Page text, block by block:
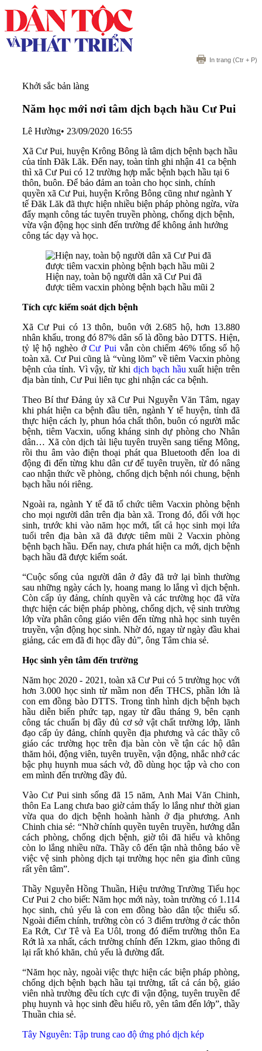
In trang (Ctr + P)
Khởi sắc bản làng
Năm học mới nơi tâm dịch bạch hầu Cư Pui
Lê Hường• 23/09/2020 16:55
Xã Cư Pui, huyện Krông Bông là tâm dịch bệnh bạch hầu
của tỉnh Đăk Lăk. Đến nay, toàn tỉnh ghi nhận 41 ca bệnh
thì xã Cư Pui có 12 trường hợp mắc bệnh bạch hầu tại 6
thôn, buôn. Để bảo đảm an toàn cho học sinh, chính
quyền xã Cư Pui, huyện Krông Bông cũng như ngành Y
tế Đăk Lăk đã thực hiện nhiều biện pháp phòng ngừa, vừa
đẩy mạnh công tác tuyên truyền phòng, chống dịch bệnh,
vừa vận động học sinh đến trường để không ảnh hưởng
công tác dạy và học.
Hiện nay, toàn bộ người dân xã Cư Pui đã
được tiêm vacxin phòng bệnh bạch hầu mũi 2
Tích cực kiểm soát dịch bệnh
Xã Cư Pui có 13 thôn, buôn với 2.685 hộ, hơn 13.880
nhân khẩu, trong đó 87% dân số là đồng bào DTTS. Hiện,
tỷ lệ hộ nghèo ởCư Pui vẫn còn chiếm 46% tổng số hộ
toàn xã. Cư Pui cũng là “vùng lõm” về tiêm Vacxin phòng
bệnh của tỉnh. Vì vậy, từ khi dịch bạch hầuxuất hiện trên
địa bàn tỉnh, Cư Pui liên tục ghi nhận các ca bệnh.
Theo Bí thư Đảng ủy xã Cư Pui Nguyễn Văn Tâm, ngay
khi phát hiện ca bệnh đầu tiên, ngành Y tế huyện, tỉnh đã
thực hiện cách ly, phun hóa chất thôn, buôn có người mắc
bệnh, tiêm Vacxin, uống kháng sinh dự phòng cho Nhân
dân… Xã còn dịch tài liệu tuyên truyền sang tiếng Mông,
rồi thu âm vào điện thoại phát qua Bluetooth đến loa di
động đi đến từng khu dân cư để tuyên truyền, từ đó nâng
cao nhận thức về phòng, chống dịch bệnh nói chung, bệnh
bạch hầu nói riêng.
Ngoài ra, ngành Y tế đã tổ chức tiêm Vacxin phòng bệnh
cho mọi người dân trên địa bàn xã. Trong đó, đối với học
sinh, trước khi vào năm học mới, tất cả học sinh mọi lứa
tuổi trên địa bàn xã đã được tiêm mũi 2 Vacxin phòng
bệnh bạch hầu. Đến nay, chưa phát hiện ca mới, dịch bệnh
bạch hầu đã được kiểm soát.
“Cuộc sống của người dân ở đây đã trở lại bình thường
sau những ngày cách ly, hoang mang lo lắng vì dịch bệnh.
Còn cấp ủy đảng, chính quyền và các trường học đã vừa
thực hiện các biện pháp phòng, chống dịch, vệ sinh trường
lớp vừa phân công giáo viên đến từng nhà học sinh tuyên
truyền, vận động học sinh. Nhờ đó, ngay từ ngày đầu khai
giảng, các em đã đi học đầy đủ”, ông Tâm chia sẻ.
Học sinh yên tâm đến trường
Năm học 2020 - 2021, toàn xã Cư Pui có 5 trường học với
hơn 3.000 học sinh từ mầm non đến THCS, phần lớn là
con em đồng bào DTTS. Trong tình hình dịch bệnh bạch
hầu diễn biến phức tạp, ngay từ đầu tháng 9, bên cạnh
công tác chuẩn bị đầy đủ cơ sở vật chất trường lớp, lãnh
đạo cấp ủy đảng, chính quyền địa phương và các thầy cô
giáo các trường học trên địa bàn còn về tận các hộ dân
thăm hỏi, động viên, tuyên truyền, vận động, nhắc nhở các
bậc phụ huynh mua sách vở, đồ dùng học tập và cho con
em mình đến trường đầy đủ.
Vào Cư Pui sinh sống đã 15 năm, Anh Mai Văn Chinh,
thôn Ea Lang chưa bao giờ cảm thấy lo lắng như thời gian
vừa qua do dịch bệnh hoành hành ở địa phương. Anh
Chinh chia sẻ: “Nhờ chính quyền tuyên truyền, hướng dẫn
cách phòng, chống dịch bệnh, giờ tôi đã hiểu và không
còn lo lắng nhiều nữa. Thầy cô đến tận nhà thông báo về
việc vệ sinh phòng dịch tại trường học nên gia đình cũng
rất yên tâm”.
Thầy Nguyễn Hồng Thuần, Hiệu trưởng Trường Tiểu học
Cư Pui 2 cho biết: Năm học mới này, toàn trường có 1.114
học sinh, chủ yếu là con em đồng bào dân tộc thiểu số.
Ngoài điểm chính, trường còn có 3 điểm trường ở các thôn
Ea Rớt, Cư Tê và Ea Uôl, trong đó điểm trường thôn Ea
Rớt là xa nhất, cách trường chính đến 12km, giao thông đi
lại rất khó khăn, chủ yếu là đường đất.
“Năm học này, ngoài việc thực hiện các biện pháp phòng,
chống dịch bệnh bạch hầu tại trường, tất cả cán bộ, giáo
viên nhà trường đều tích cực đi vận động, tuyên truyền để
phụ huynh và học sinh đều hiểu rõ, yên tâm đến lớp”, thầy
Thuần chia sẻ.
Tây Nguyên: Tập trung cao độ ứng phó dịch kép